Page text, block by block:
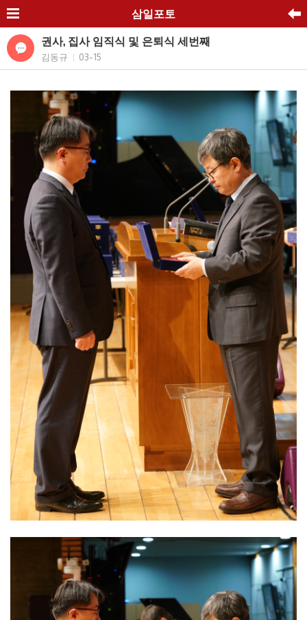
삼일포토
권사, 집사 임직식 및 은퇴식 세번째
김동규 03-15